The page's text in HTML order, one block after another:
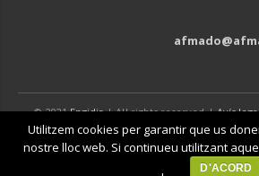
© 2021Engidia| All rights reserved |Avís
Política de privacitat
Utilitzem cookies per garantir que us
nostre lloc web. Si continueu utilitzant
D'ACORD